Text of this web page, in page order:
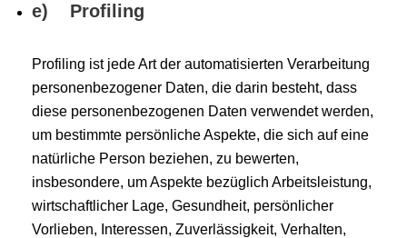
e) Profiling
Profiling ist jede Art der automatisierten Verarbeitung
personenbezogener Daten, die darin besteht, dass
diese personenbezogenen Daten verwendet werden,
um bestimmte persönliche Aspekte, die sich auf eine
natürliche Person beziehen, zu bewerten,
insbesondere, um Aspekte bezüglich Arbeitsleistung,
wirtschaftlicher Lage, Gesundheit, persönlicher
Vorlieben, Interessen, Zuverlässigkeit, Verhalten,